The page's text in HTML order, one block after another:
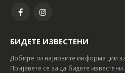
БИДЕТЕ ИЗВЕСТЕНИ
Добијте ги најновите информации
Пријавете се за да бидете известени.